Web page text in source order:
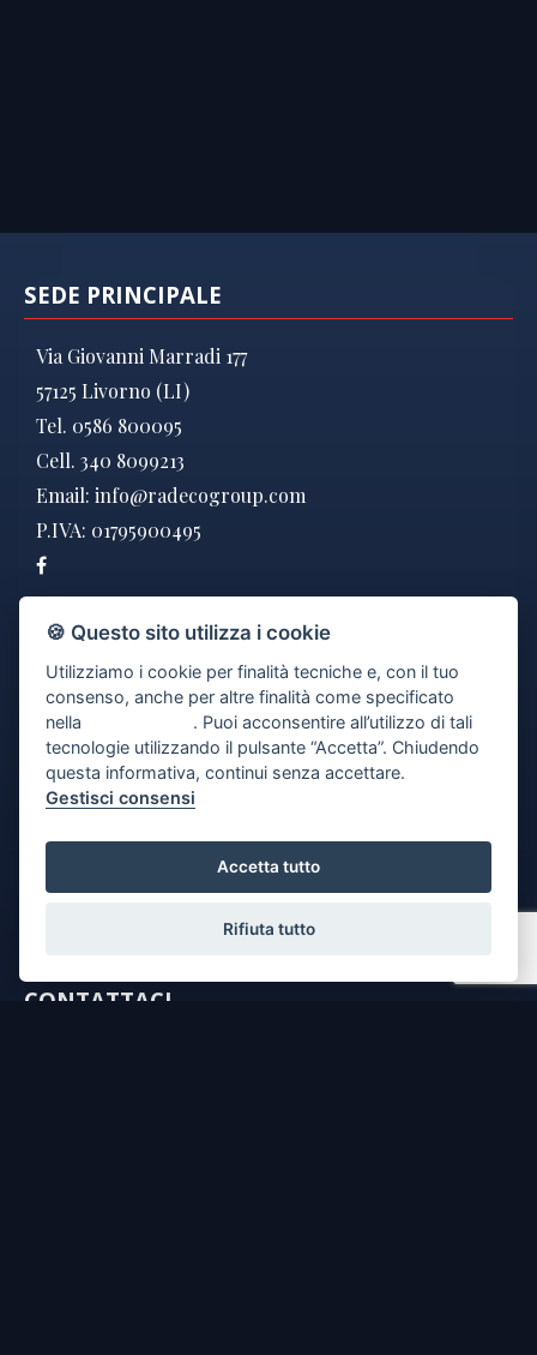
SEDE PRINCIPALE
Via Giovanni Marradi 177
57125 Livorno (LI)
Tel. 0586 800095
Cell. 340 8099213
Email: info@radecogroup.com
P.IVA: 01795900495
DOVE SIAMO
CONTATTACI
🍪 Questo sito utilizza i cookie
Utilizziamo i cookie per finalità tecniche e, con il tuo
consenso, anche per altre finalità come specificato
nella
. Puoi acconsentire all’utilizzo di tali
tecnologie utilizzando il pulsante “Accetta”. Chiudendo
questa informativa, continui senza accettare.
Gestisci consensi
Accetta tutto
Rifiuta tutto